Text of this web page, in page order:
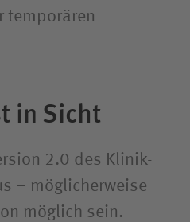
temporären
in Sicht
2.0 des Klinik-
– möglicherweise
möglich sein.